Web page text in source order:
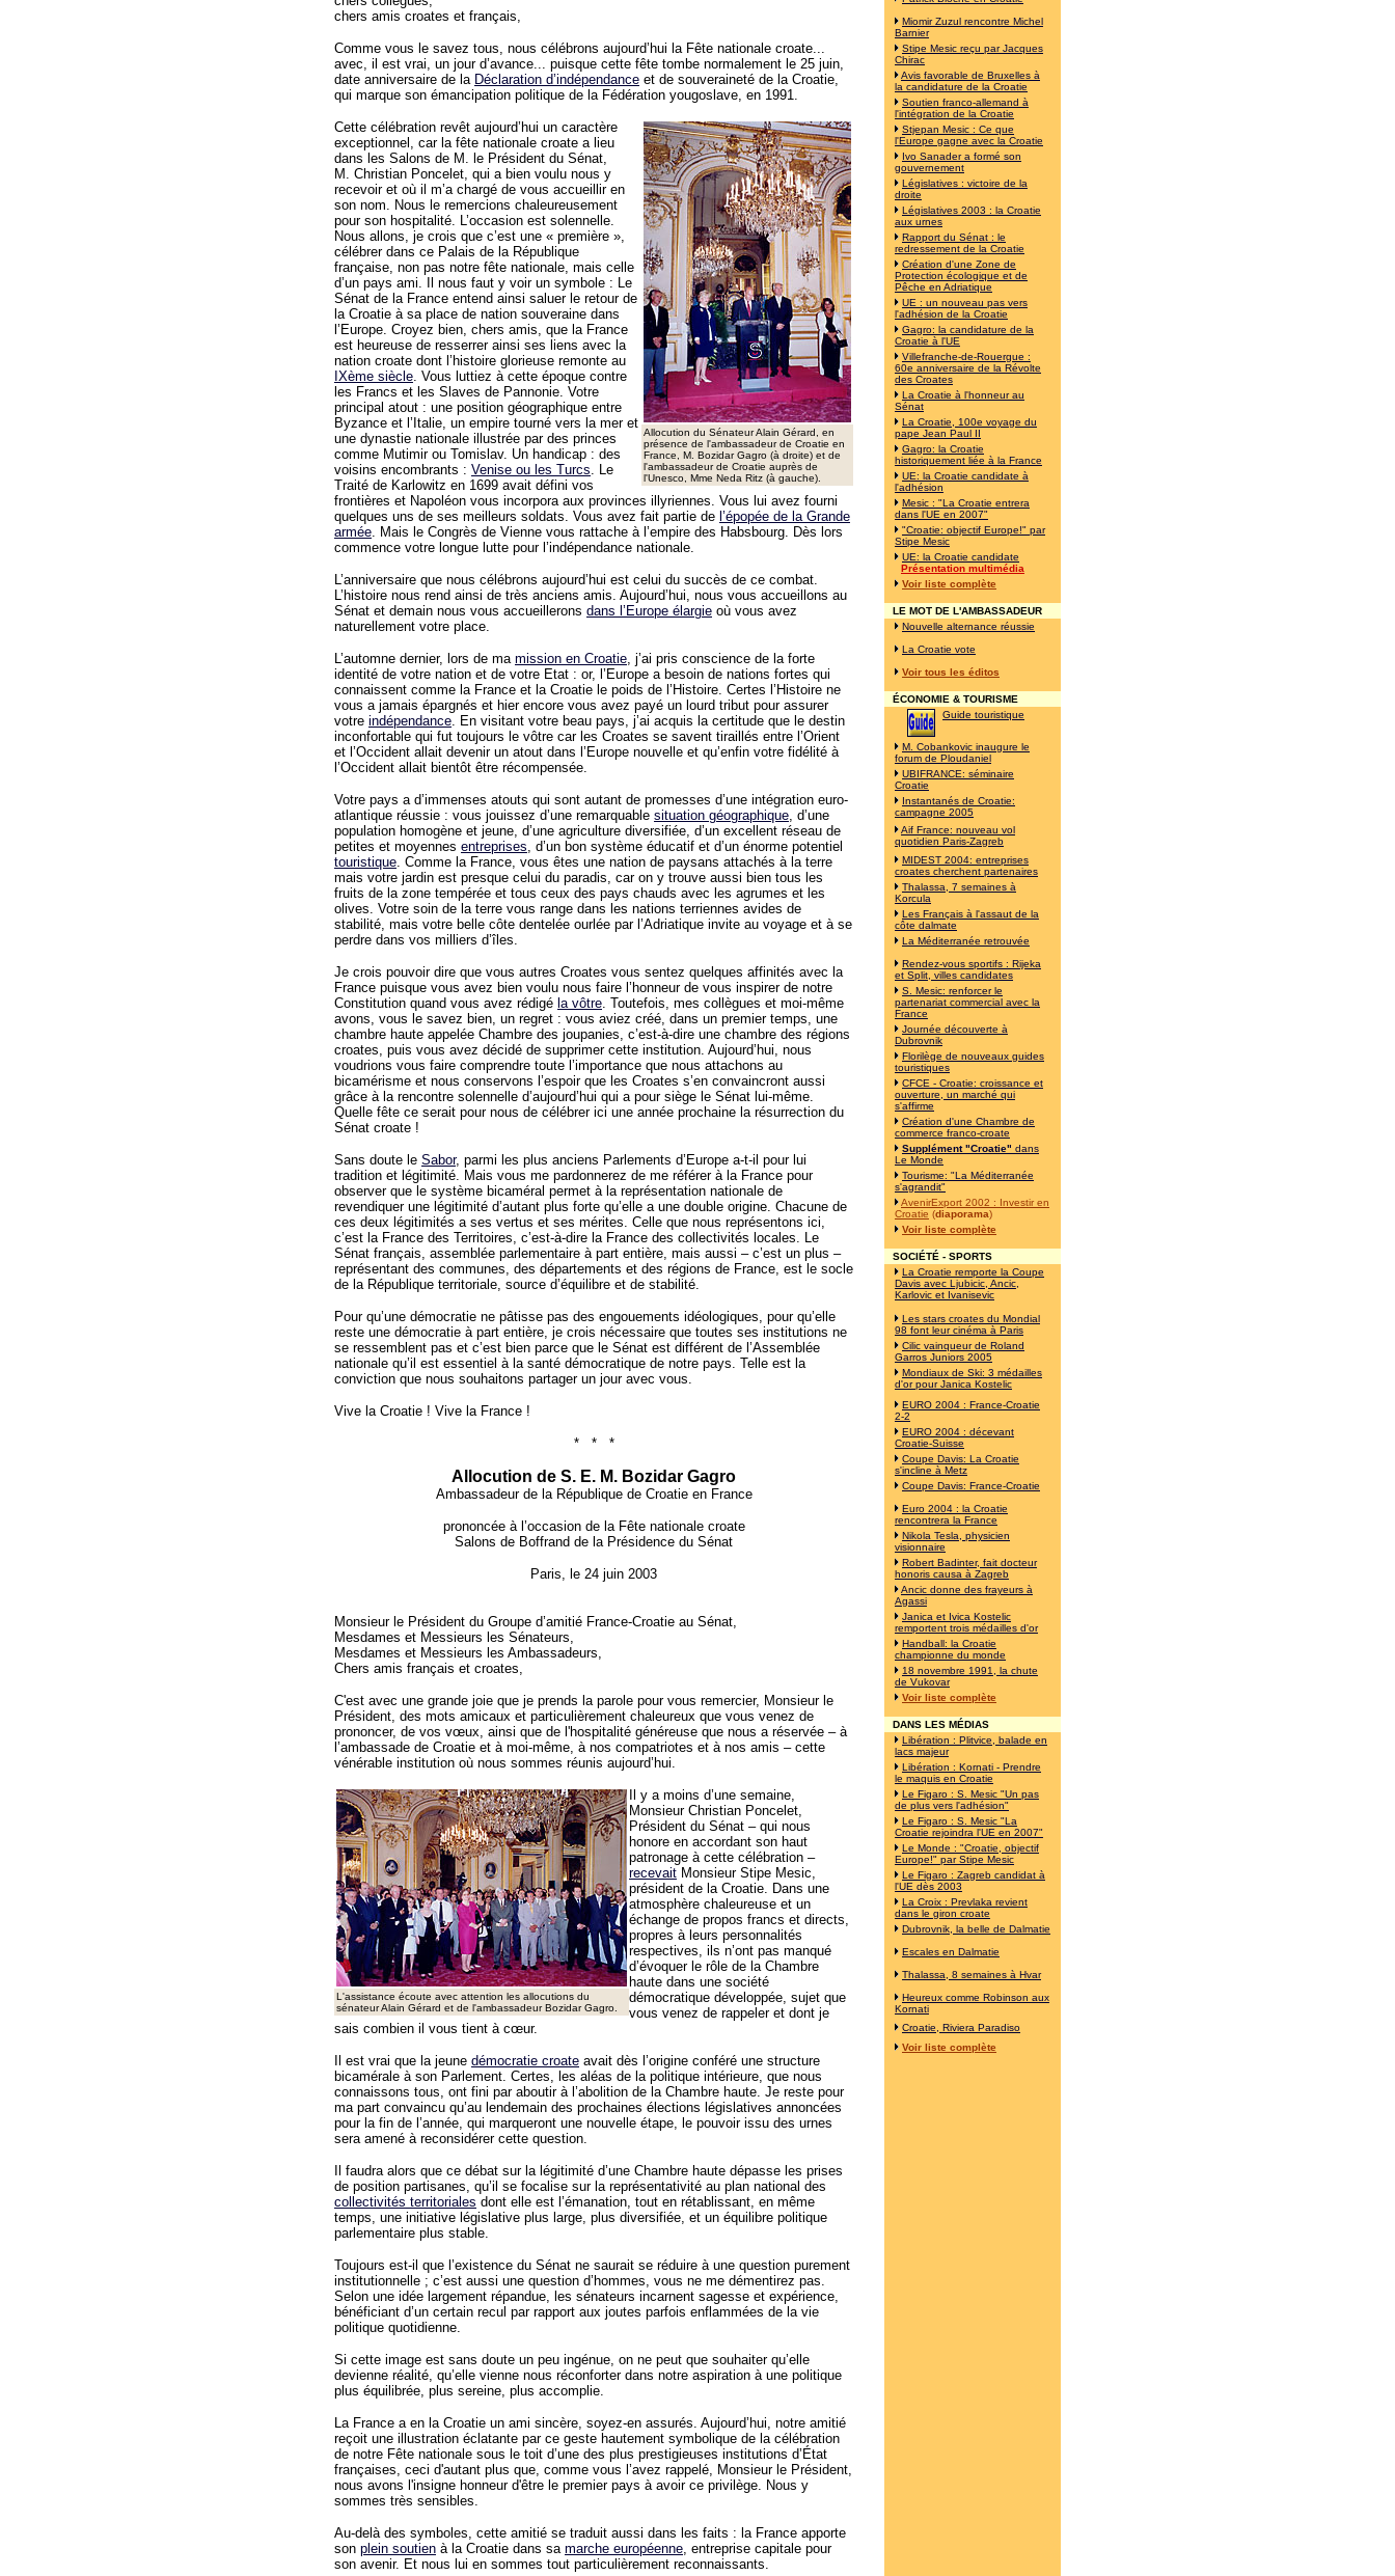
chers amis croates et français,
Comme vous le savez tous, nous célébrons aujourd’hui la Fête nationale croate...
avec, il est vrai, un jour d’avance... puisque cette fête tombe normalement le 25 juin,
date anniversaire de la Déclaration d’indépendance et de souveraineté de la Croatie,
qui marque son émancipation politique de la Fédération yougoslave, en 1991.
Allocution du Sénateur Alain Gérard, en
présence de l'ambassadeur de Croatie en
France, M. Bozidar Gagro (à droite) et de
l'ambassadeur de Croatie auprès de
l'Unesco, Mme Neda Ritz (à gauche).
Cette célébration revêt aujourd’hui un caractère
exceptionnel, car la fête nationale croate a lieu
dans les Salons de M. le Président du Sénat,
M. Christian Poncelet, qui a bien voulu nous y
recevoir et où il m’a chargé de vous accueillir en
son nom. Nous le remercions chaleureusement
pour son hospitalité. L’occasion est solennelle.
Nous allons, je crois que c’est une « première »,
célébrer dans ce Palais de la République
française, non pas notre fête nationale, mais celle
d’un pays ami. Il nous faut y voir un symbole : Le
Sénat de la France entend ainsi saluer le retour de
la Croatie à sa place de nation souveraine dans
l’Europe. Croyez bien, chers amis, que la France
est heureuse de resserrer ainsi ses liens avec la
nation croate dont l’histoire glorieuse remonte au
IXème siècle. Vous luttiez à cette époque contre
les Francs et les Slaves de Pannonie. Votre
principal atout : une position géographique entre
Byzance et l’Italie, un empire tourné vers la mer et
une dynastie nationale illustrée par des princes
comme Mutimir ou Tomislav. Un handicap : des
voisins encombrants : Venise ou les Turcs. Le
Traité de Karlowitz en 1699 avait défini vos
frontières et Napoléon vous incorpora aux provinces illyriennes. Vous lui avez fourni
quelques uns de ses meilleurs soldats. Vous avez fait partie de l’épopée de la Grande
armée. Mais le Congrès de Vienne vous rattache à l’empire des Habsbourg. Dès lors
commence votre longue lutte pour l’indépendance nationale.
L’anniversaire que nous célébrons aujourd’hui est celui du succès de ce combat.
L’histoire nous rend ainsi de très anciens amis. Aujourd’hui, nous vous accueillons au
Sénat et demain nous vous accueillerons dans l’Europe élargie où vous avez
naturellement votre place.
L’automne dernier, lors de ma mission en Croatie, j’ai pris conscience de la forte
identité de votre nation et de votre Etat : or, l’Europe a besoin de nations fortes qui
connaissent comme la France et la Croatie le poids de l’Histoire. Certes l’Histoire ne
vous a jamais épargnés et hier encore vous avez payé un lourd tribut pour assurer
votre indépendance. En visitant votre beau pays, j’ai acquis la certitude que le destin
inconfortable qui fut toujours le vôtre car les Croates se savent tiraillés entre l’Orient
et l’Occident allait devenir un atout dans l’Europe nouvelle et qu’enfin votre fidélité à
l’Occident allait bientôt être récompensée.
Votre pays a d’immenses atouts qui sont autant de promesses d’une intégration euro-
atlantique réussie : vous jouissez d’une remarquable situation géographique, d’une
population homogène et jeune, d’une agriculture diversifiée, d’un excellent réseau de
petites et moyennes entreprises, d’un bon système éducatif et d’un énorme potentiel
touristique. Comme la France, vous êtes une nation de paysans attachés à la terre
mais votre jardin est presque celui du paradis, car on y trouve aussi bien tous les
fruits de la zone tempérée et tous ceux des pays chauds avec les agrumes et les
olives. Votre soin de la terre vous range dans les nations terriennes avides de
stabilité, mais votre belle côte dentelée ourlée par l’Adriatique invite au voyage et à se
perdre dans vos milliers d’îles.
Je crois pouvoir dire que vous autres Croates vous sentez quelques affinités avec la
France puisque vous avez bien voulu nous faire l’honneur de vous inspirer de notre
Constitution quand vous avez rédigé la vôtre. Toutefois, mes collègues et moi-même
avons, vous le savez bien, un regret : vous aviez créé, dans un premier temps, une
chambre haute appelée Chambre des joupanies, c’est-à-dire une chambre des régions
croates, puis vous avez décidé de supprimer cette institution. Aujourd’hui, nous
voudrions vous faire comprendre toute l’importance que nous attachons au
bicamérisme et nous conservons l’espoir que les Croates s’en convaincront aussi
grâce à la rencontre solennelle d’aujourd’hui qui a pour siège le Sénat lui-même.
Quelle fête ce serait pour nous de célébrer ici une année prochaine la résurrection du
Sénat croate !
Sans doute le Sabor, parmi les plus anciens Parlements d’Europe a-t-il pour lui
tradition et légitimité. Mais vous me pardonnerez de me référer à la France pour
observer que le système bicaméral permet à la représentation nationale de
revendiquer une légitimité d’autant plus forte qu’elle a une double origine. Chacune de
ces deux légitimités a ses vertus et ses mérites. Celle que nous représentons ici,
c’est la France des Territoires, c’est-à-dire la France des collectivités locales. Le
Sénat français, assemblée parlementaire à part entière, mais aussi – c’est un plus –
représentant des communes, des départements et des régions de France, est le socle
de la République territoriale, source d’équilibre et de stabilité.
Pour qu’une démocratie ne pâtisse pas des engouements idéologiques, pour qu’elle
reste une démocratie à part entière, je crois nécessaire que toutes ses institutions ne
se ressemblent pas et c’est bien parce que le Sénat est différent de l’Assemblée
nationale qu’il est essentiel à la santé démocratique de notre pays. Telle est la
conviction que nous souhaitons partager un jour avec vous.
Vive la Croatie ! Vive la France !
* * *
Allocution de S. E. M. Bozidar Gagro
Ambassadeur de la République de Croatie en France
prononcée à l’occasion de la Fête nationale croate
Salons de Boffrand de la Présidence du Sénat
Paris, le 24 juin 2003
Monsieur le Président du Groupe d’amitié France-Croatie au Sénat,
Mesdames et Messieurs les Sénateurs,
Mesdames et Messieurs les Ambassadeurs,
Chers amis français et croates,
C'est avec une grande joie que je prends la parole pour vous remercier, Monsieur le
Président, des mots amicaux et particulièrement chaleureux que vous venez de
prononcer, de vos vœux, ainsi que de l'hospitalité généreuse que nous a réservée – à
l’ambassade de Croatie et à moi-même, à nos compatriotes et à nos amis – cette
vénérable institution où nous sommes réunis aujourd’hui.
L'assistance écoute avec attention les allocutions du
sénateur Alain Gérard et de l'ambassadeur Bozidar Gagro.
Il y a moins d’une semaine,
Monsieur Christian Poncelet,
Président du Sénat – qui nous
honore en accordant son haut
patronage à cette célébration –
recevait Monsieur Stipe Mesic,
président de la Croatie. Dans une
atmosphère chaleureuse et un
échange de propos francs et directs,
propres à leurs personnalités
respectives, ils n’ont pas manqué
d’évoquer le rôle de la Chambre
haute dans une société
démocratique développée, sujet que
vous venez de rappeler et dont je
sais combien il vous tient à cœur.
Il est vrai que la jeune démocratie croate avait dès l’origine conféré une structure
bicamérale à son Parlement. Certes, les aléas de la politique intérieure, que nous
connaissons tous, ont fini par aboutir à l’abolition de la Chambre haute. Je reste pour
ma part convaincu qu’au lendemain des prochaines élections législatives annoncées
pour la fin de l’année, qui marqueront une nouvelle étape, le pouvoir issu des urnes
sera amené à reconsidérer cette question.
Il faudra alors que ce débat sur la légitimité d’une Chambre haute dépasse les prises
de position partisanes, qu’il se focalise sur la représentativité au plan national des
collectivités territoriales dont elle est l’émanation, tout en rétablissant, en même
temps, une initiative législative plus large, plus diversifiée, et un équilibre politique
parlementaire plus stable.
Toujours est-il que l’existence du Sénat ne saurait se réduire à une question purement
institutionnelle ; c’est aussi une question d’hommes, vous ne me démentirez pas.
Selon une idée largement répandue, les sénateurs incarnent sagesse et expérience,
bénéficiant d’un certain recul par rapport aux joutes parfois enflammées de la vie
politique quotidienne.
Si cette image est sans doute un peu ingénue, on ne peut que souhaiter qu’elle
devienne réalité, qu’elle vienne nous réconforter dans notre aspiration à une politique
plus équilibrée, plus sereine, plus accomplie.
La France a en la Croatie un ami sincère, soyez-en assurés. Aujourd’hui, notre amitié
reçoit une illustration éclatante par ce geste hautement symbolique de la célébration
de notre Fête nationale sous le toit d’une des plus prestigieuses institutions d’État
françaises, ceci d'autant plus que, comme vous l’avez rappelé, Monsieur le Président,
nous avons l'insigne honneur d'être le premier pays à avoir ce privilège. Nous y
sommes très sensibles.
Au-delà des symboles, cette amitié se traduit aussi dans les faits : la France apporte
son plein soutien à la Croatie dans sa marche européenne, entreprise capitale pour
son avenir. Et nous lui en sommes tout particulièrement reconnaissants.
Miomir Zuzul rencontre Michel
Barnier
Stipe Mesic reçu par Jacques
Chirac
Avis favorable de Bruxelles à
la candidature de la Croatie
Soutien franco-allemand à
l'intégration de la Croatie
Stjepan Mesic : Ce que
l'Europe gagne avec la Croatie
Ivo Sanader a formé son
gouvernement
Législatives : victoire de la
droite
Législatives 2003 : la Croatie
aux urnes
Rapport du Sénat : le
redressement de la Croatie
Création d'une Zone de
Protection écologique et de
Pêche en Adriatique
UE : un nouveau pas vers
l'adhésion de la Croatie
Gagro: la candidature de la
Croatie à l'UE
Villefranche-de-Rouergue :
60e anniversaire de la Révolte
des Croates
La Croatie à l'honneur au
Sénat
La Croatie, 100e voyage du
pape Jean Paul II
Gagro: la Croatie
historiquement liée à la France
UE: la Croatie candidate à
l'adhésion
Mesic : "La Croatie entrera
dans l'UE en 2007"
"Croatie: objectif Europe!" par
Stipe Mesic
UE: la Croatie candidate
Présentation multimédia
Voir liste complète
LE MOT DE L'AMBASSADEUR
Nouvelle alternance réussie
La Croatie vote
Voir tous les éditos
ÉCONOMIE & TOURISME
Guide touristique
M. Cobankovic inaugure le
forum de Ploudaniel
UBIFRANCE: séminaire
Croatie
Instantanés de Croatie:
campagne 2005
Aif France: nouveau vol
quotidien Paris-Zagreb
MIDEST 2004: entreprises
croates cherchent partenaires
Thalassa, 7 semaines à
Korcula
Les Français à l'assaut de la
côte dalmate
La Méditerranée retrouvée
Rendez-vous sportifs : Rijeka
et Split, villes candidates
S. Mesic: renforcer le
partenariat commercial avec la
France
Journée découverte à
Dubrovnik
Florilège de nouveaux guides
touristiques
CFCE - Croatie: croissance et
ouverture, un marché qui
s'affirme
Création d'une Chambre de
commerce franco-croate
Supplément "Croatie" dans
Le Monde
Tourisme: "La Méditerranée
s'agrandit"
AvenirExport 2002 : Investir en
Croatie (diaporama)
Voir liste complète
SOCIÉTÉ - SPORTS
La Croatie remporte la Coupe
Davis avec Ljubicic, Ancic,
Karlovic et Ivanisevic
Les stars croates du Mondial
98 font leur cinéma à Paris
Cilic vainqueur de Roland
Garros Juniors 2005
Mondiaux de Ski: 3 médailles
d'or pour Janica Kostelic
EURO 2004 : France-Croatie
2-2
EURO 2004 : décevant
Croatie-Suisse
Coupe Davis: La Croatie
s'incline à Metz
Coupe Davis: France-Croatie
Euro 2004 : la Croatie
rencontrera la France
Nikola Tesla, physicien
visionnaire
Robert Badinter, fait docteur
honoris causa à Zagreb
Ancic donne des frayeurs à
Agassi
Janica et Ivica Kostelic
remportent trois médailles d'or
Handball: la Croatie
championne du monde
18 novembre 1991, la chute
de Vukovar
Voir liste complète
DANS LES MÉDIAS
Libération : Plitvice, balade en
lacs majeur
Libération : Kornati - Prendre
le maquis en Croatie
Le Figaro : S. Mesic "Un pas
de plus vers l'adhésion"
Le Figaro : S. Mesic "La
Croatie rejoindra l'UE en 2007"
Le Monde : "Croatie, objectif
Europe!" par Stipe Mesic
Le Figaro : Zagreb candidat à
l'UE dès 2003
La Croix : Prevlaka revient
dans le giron croate
Dubrovnik, la belle de Dalmatie
Escales en Dalmatie
Thalassa, 8 semaines à Hvar
Heureux comme Robinson aux
Kornati
Croatie, Riviera Paradiso
Voir liste complète